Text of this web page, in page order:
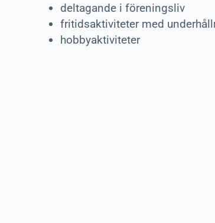
deltagande i föreningsliv
fritidsaktiviteter med
hobbyaktiviteter